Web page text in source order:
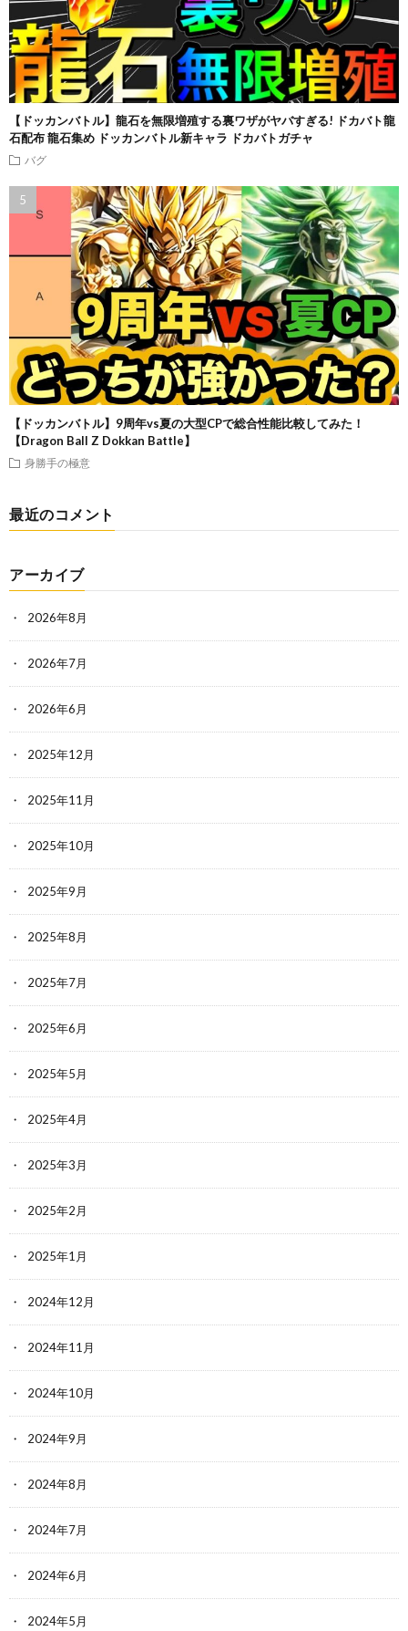
【ドッカンバトル】龍石を無限増殖する裏ワザがヤバすぎる! ドカバト龍
石配布 龍石集め ドッカンバトル新キャラ ドカバトガチャ
バグ
【ドッカンバトル】9周年vs夏の大型CPで総合性能比較してみた！
【Dragon Ball Z Dokkan Battle】
身勝手の極意
最近のコメント
アーカイブ
2026年8月
2026年7月
2026年6月
2025年12月
2025年11月
2025年10月
2025年9月
2025年8月
2025年7月
2025年6月
2025年5月
2025年4月
2025年3月
2025年2月
2025年1月
2024年12月
2024年11月
2024年10月
2024年9月
2024年8月
2024年7月
2024年6月
2024年5月